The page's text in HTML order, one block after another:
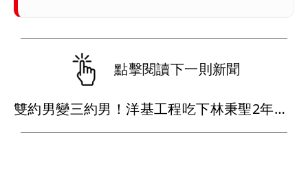
點擊閱讀下一則新聞
雙約男變三約男！洋基工程吃下林秉聖2年合約 戰神超暖背官司又送球員